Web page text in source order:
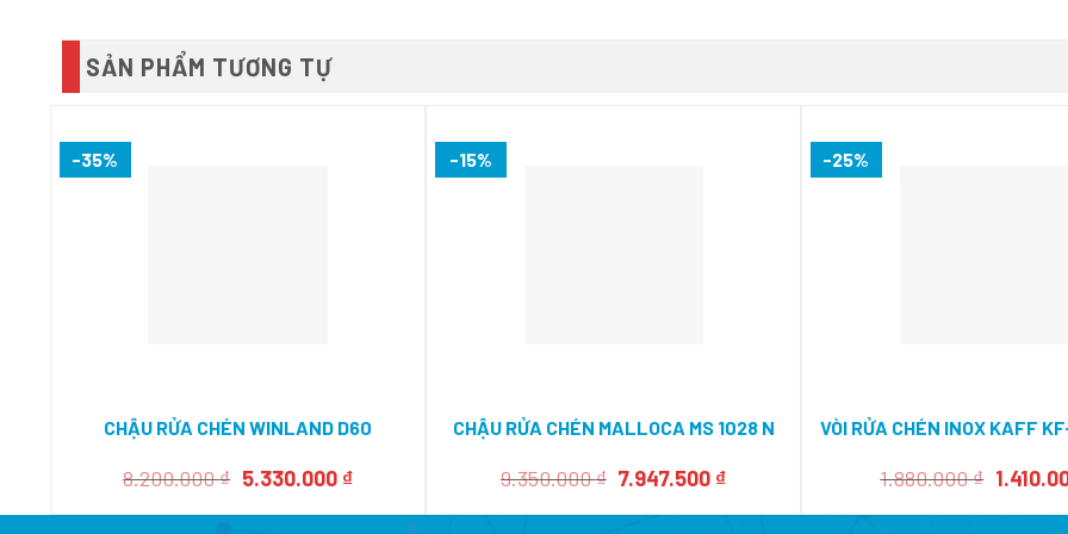
SẢN PHẨM TƯƠNG TỰ
-35%
CHẬU RỬA CHÉN WINLAND D60
8.200.000₫ Giá
là:
5.330.000 ₫Giá
tại
-15%
CHẬU RỬA CHÉN MALLOCA MS 1028 N
9.350.000₫ Giá
là:
7.947.500 ₫Giá
tại
-25%
VÒI RỬA CHÉN INOX KAFF
1.880.000₫ Giá
là: